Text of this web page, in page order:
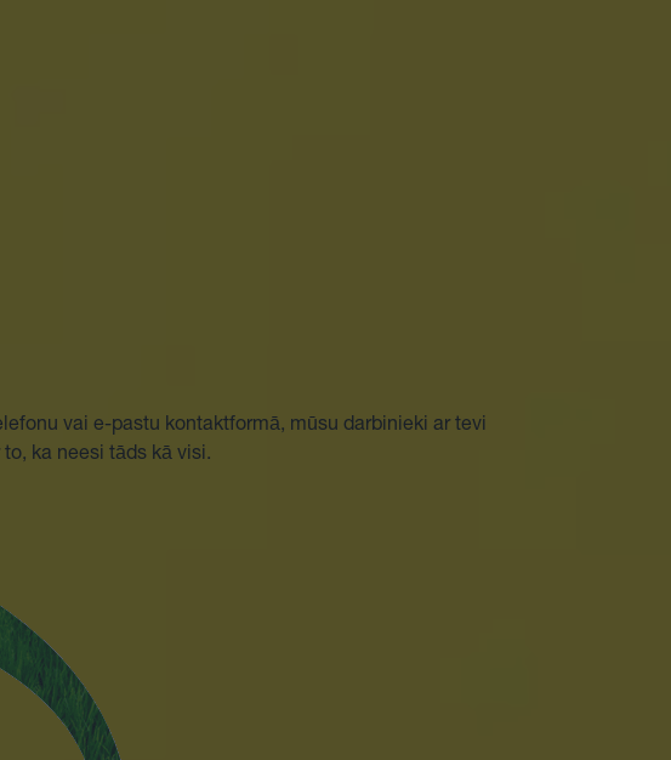
vai e-pastu kontaktformā, mūsu darbinieki ar tevi
ka neesi tāds kā visi.